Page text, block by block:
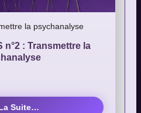
la psychanalyse
n°2 : Transmettre la
Suite…